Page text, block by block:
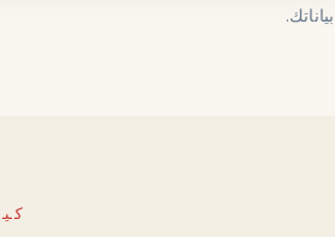
بياناتك.